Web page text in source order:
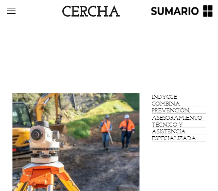
INDYCCE
COMBINA
PREVENCIÓN,
ASESORAMIENTO
TÉCNICO Y
ASISTENCIA
ESPECIALIZADA